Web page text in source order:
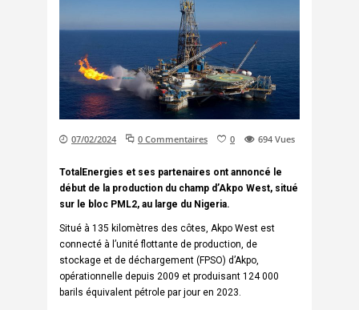
07/02/2024 0 Commentaires 0 694 Vues
TotalEnergies et ses partenaires ont annoncé le
début de la production du champ d’Akpo West, situé
sur le bloc PML2, au large du Nigeria.
Situé à 135 kilomètres des côtes, Akpo West est
connecté à l’unité flottante de production, de
stockage et de déchargement (FPSO) d’Akpo,
opérationnelle depuis 2009 et produisant 124 000
barils équivalent pétrole par jour en 2023.